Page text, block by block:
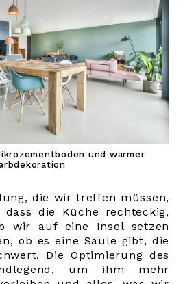
und warmer
die wir treffen müssen,
die Küche rechteckig,
wir auf eine Insel setzen
ob es eine Säule gibt, die
Die Optimierung des
um ihm mehr